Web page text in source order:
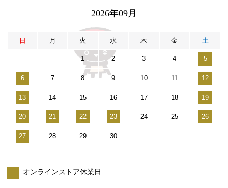
2026年09月
日 月 火 水 木 金 土
1 2 3 4 5
6 7 8 9 10 11 12
13 14 15 16 17 18 19
20 21 22 23 24 25 26
27 28 29 30
オンラインストア休業日